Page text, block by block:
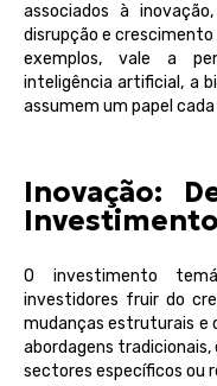
associados à
disrupção e
exemplos, vale a
inteligência artificial, a
assumem um papel
Inovação:
Investimento
O investimento
investidores fruir do
mudanças estruturais e
abordagens
sectores específicos ou